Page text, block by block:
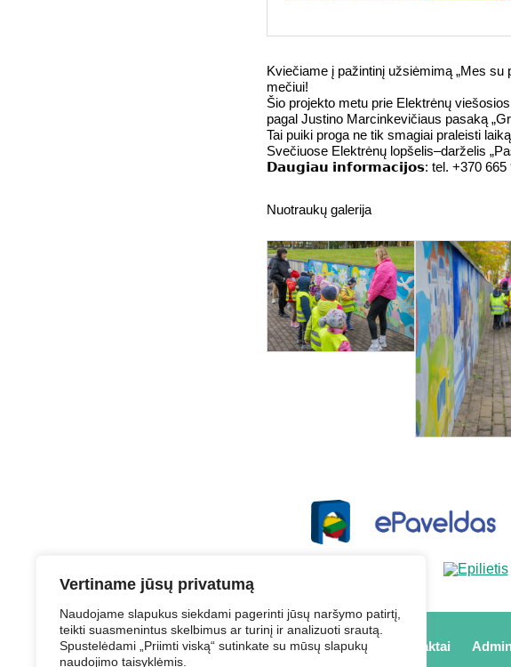
Vertiname jūsų privatumą
Naudojame slapukus siekdami pagerinti jūsų naršymo patirtį,
teikti suasmenintus skelbimus ar turinį ir analizuoti srautą.
Spustelėdami „Priimti viską“ sutinkate su mūsų slapukų
naudojimo taisyklėmis.
Kviečiame į pažintinį užsiėmimą „Mes
mečiui!
Šio projekto metu prie Elektrėnų
pagal Justino Marcinkevičiaus pasaką
Tai puiki proga ne tik smagiai praleisti
Svečiuose Elektrėnų lopšelis–darželis
𝗗𝗮𝘂𝗴𝗶𝗮𝘂 𝗶𝗻𝗳𝗼𝗿𝗺𝗮𝗰𝗶𝗷𝗼𝘀: tel. +370 665
Nuotraukų galerija
Struktūra ir kontaktai